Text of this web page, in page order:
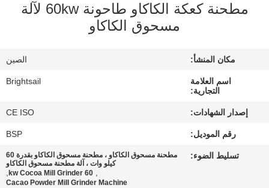
المعمل
مراقبة
الجودة
مطحنة كعكة الكاكاو طاحونة 60kw لآلة
مسحوق الكاكاو
مكان المنشأ: الصين
اسم العلامة
التجارية:
Brightsail
إصدار الشهادات: CE ISO
رقم الموديل: BSP
تسليط الضوء:
مطحنة مسحوق الكاكاو ، مطحنة مسحوق الكاكاو بقدرة 60
كيلو وات ، آلة مطحنة مسحوق الكاكاو
,
60 kw Cocoa Mill Grinder
,
Cacao Powder Mill Grinder Machine